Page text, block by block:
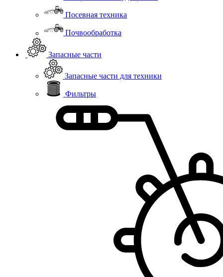
Посевная техника
Почвообработка
Запасные части
Запасные части для техники
Фильтры